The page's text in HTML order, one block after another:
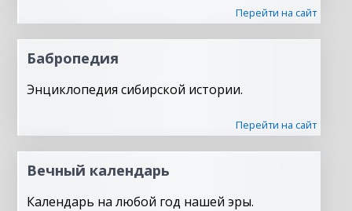
Перейти на сайт
Бабропедия
Энциклопедия сибирской истории.
Перейти на сайт
Вечный календарь
Календарь на любой год нашей эры.